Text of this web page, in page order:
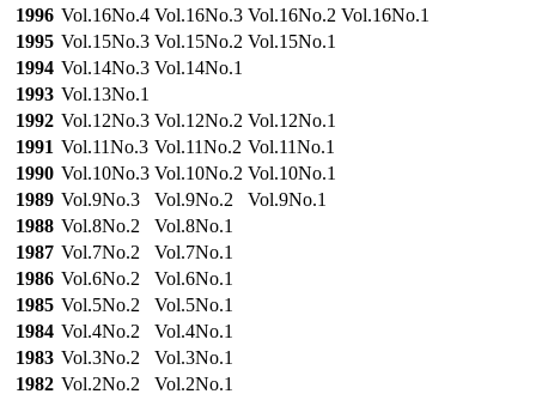
1996 Vol.16No.4 Vol.16No.3 Vol.16No.2 Vol.16No.1
1995 Vol.15No.3 Vol.15No.2 Vol.15No.1
1994 Vol.14No.3 Vol.14No.1
1993 Vol.13No.1
1992 Vol.12No.3 Vol.12No.2 Vol.12No.1
1991 Vol.11No.3 Vol.11No.2 Vol.11No.1
1990 Vol.10No.3 Vol.10No.2 Vol.10No.1
1989 Vol.9No.3 Vol.9No.2
Vol.9No.1
1988 Vol.8No.2
Vol.8No.1
1987 Vol.7No.2
Vol.7No.1
1986 Vol.6No.2
Vol.6No.1
1985 Vol.5No.2
Vol.5No.1
1984 Vol.4No.2
Vol.4No.1
1983 Vol.3No.2
Vol.3No.1
1982 Vol.2No.2 Vol.2No.1